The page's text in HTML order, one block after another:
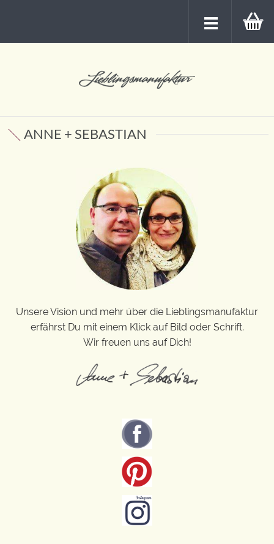
ANNE + SEBASTIAN
Unsere Vision und mehr über die Lieblingsmanufaktur
erfährst Du mit einem Klick auf Bild oder Schrift.
Wir freuen uns auf Dich!